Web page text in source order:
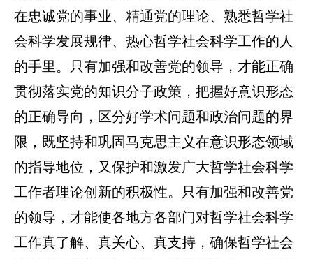
在忠诚党的事业、精通党的理论、熟悉哲学社
会科学发展规律、热心哲学社会科学工作的人
的手里。只有加强和改善党的领导，才能正确
贯彻落实党的知识分子政策，把握好意识形态
的正确导向，区分好学术问题和政治问题的界
限，既坚持和巩固马克思主义在意识形态领域
的指导地位，又保护和激发广大哲学社会科学
工作者理论创新的积极性。只有加强和改善党
的领导，才能使各地方各部门对哲学社会科学
工作真了解、真关心、真支持，确保哲学社会